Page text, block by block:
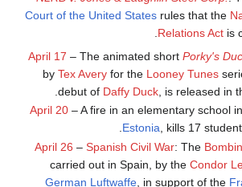
Court of the United States rules that the
Relations Act is
April 17 – The animated short Porky's
by Tex Averyfor the Looney Tunes
debut of Daffy Duck, is released in
April 20– A fire in an elementary school in
Estonia , kills 17
April 26 – Spanish Civil War: The
carried out in Spain, by the Condor
German Luftwaffe, in support of the